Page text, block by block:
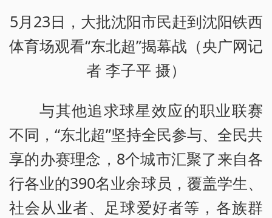
5月23日，大批沈阳市民赶到沈阳铁西
体育场观看“东北超”揭幕战（央广网记
者 李子平 摄）
与其他追求球星效应的职业联赛
不同，“东北超”坚持全民参与、全民共
享的办赛理念，8个城市汇聚了来自各
行各业的390名业余球员，覆盖学生、
社会从业者、足球爱好者等，各族群